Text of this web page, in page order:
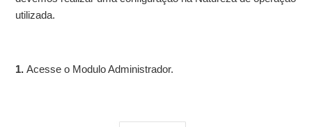
utilizada.
1.Acesse o Modulo Administrador.